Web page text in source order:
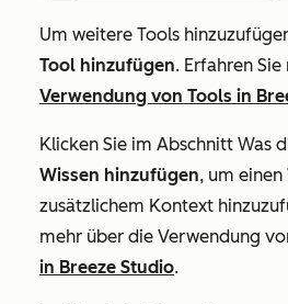
Um weitere Tools
Tool hinzufügen. Erfahren
Verwendung von Tools in
Klicken Sie im Abschnitt Was
Wissen hinzufügen, um
zusätzlichem Kontext
mehr über die Verwendung
in Breeze Studio.